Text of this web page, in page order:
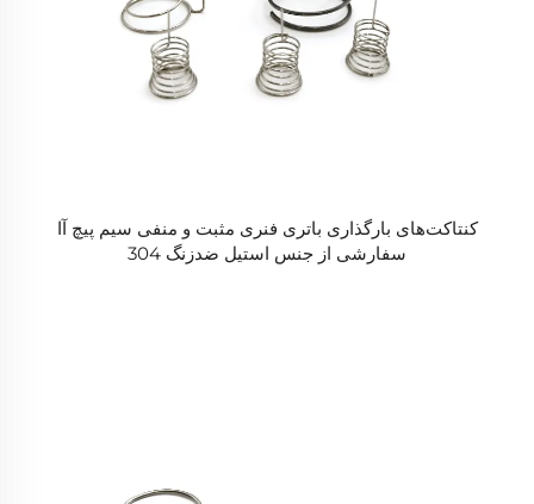
کنتاکت‌های بارگذاری باتری فنری مثبت و منفی سیم پیچ آا
سفارشی از جنس استیل ضدزنگ 304